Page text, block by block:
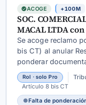
ACOGE +100M
SOC.
MACAL LTDA
INTERNOS
Se acoge reclamo
bis CT) al anular
ponderar
emitir nuevo
los antecedentes
Rol · solo Pro
Artículo 8 bis CT
●Falta de